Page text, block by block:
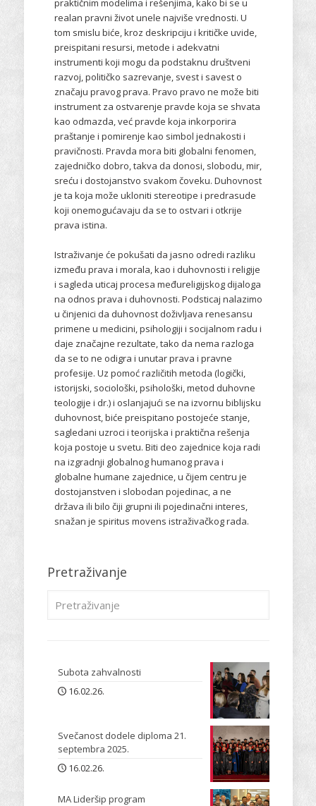
praktičnim modelima i rešenjima, kako bi se u
realan pravni život unele najviše vrednosti. U
tom smislu biće, kroz deskripciju i kritičke uvide,
preispitani resursi, metode i adekvatni
instrumenti koji mogu da podstaknu društveni
razvoj, političko sazrevanje, svest i savest o
značaju pravog prava. Pravo pravo ne može biti
instrument za ostvarenje pravde koja se shvata
kao odmazda, već pravde koja inkorporira
praštanje i pomirenje kao simbol jednakosti i
pravičnosti. Pravda mora biti globalni fenomen,
zajedničko dobro, takva da donosi, slobodu, mir,
sreću i dostojanstvo svakom čoveku. Duhovnost
je ta koja može ukloniti stereotipe i predrasude
koji onemogućavaju da se to ostvari i otkrije
prava istina.
Istraživanje će pokušati da jasno odredi razliku
između prava i morala, kao i duhovnosti i religije
i sagleda uticaj procesa međureligijskog dijaloga
na odnos prava i duhovnosti. Podsticaj nalazimo
u činjenici da duhovnost doživljava renesansu
primene u medicini, psihologiji i socijalnom radu i
daje značajne rezultate, tako da nema razloga
da se to ne odigra i unutar prava i pravne
profesije. Uz pomoć različitih metoda (logički,
istorijski, sociološki, psihološki, metod duhovne
teologije i dr.) i oslanjajući se na izvornu biblijsku
duhovnost, biće preispitano postojeće stanje,
sagledani uzroci i teorijska i praktična rešenja
koja postoje u svetu. Biti deo zajednice koja radi
na izgradnji globalnog humanog prava i
globalne humane zajednice, u čijem centru je
dostojanstven i slobodan pojedinac, a ne
država ili bilo čiji grupni ili pojedinačni interes,
snažan je spiritus movens istraživačkog rada.
Pretraživanje
Subota zahvalnosti
16.02.26.
Svečanost dodele diploma 21.
septembra 2025.
16.02.26.
MA Lideršip program